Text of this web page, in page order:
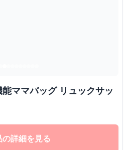
ママバッグ リュックサッ
の詳細を見る